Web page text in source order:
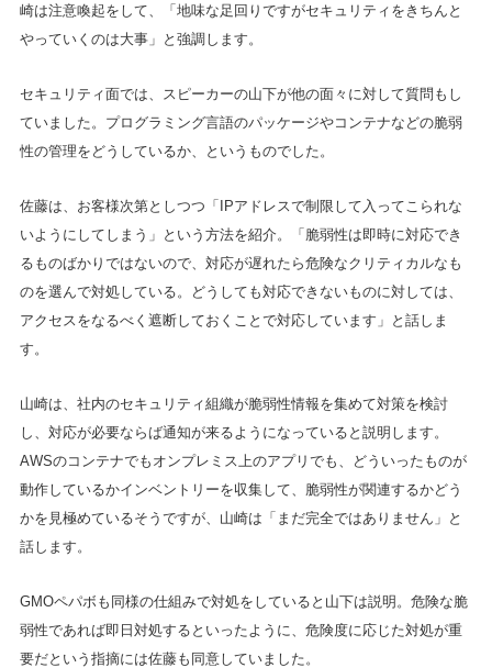
崎は注意喚起をして、「地味な足回りですがセキュリティをきちんと
やっていくのは大事」と強調します。
セキュリティ面では、スピーカーの山下が他の面々に対して質問もし
ていました。プログラミング言語のパッケージやコンテナなどの脆弱
性の管理をどうしているか、というものでした。
佐藤は、お客様次第としつつ「IPアドレスで制限して入ってこられな
いようにしてしまう」という方法を紹介。「脆弱性は即時に対応でき
るものばかりではないので、対応が遅れたら危険なクリティカルなも
のを選んで対処している。どうしても対応できないものに対しては、
アクセスをなるべく遮断しておくことで対応しています」と話しま
す。
山崎は、社内のセキュリティ組織が脆弱性情報を集めて対策を検討
し、対応が必要ならば通知が来るようになっていると説明します。
AWSのコンテナでもオンプレミス上のアプリでも、どういったものが
動作しているかインベントリーを収集して、脆弱性が関連するかどう
かを見極めているそうですが、山崎は「まだ完全ではありません」と
話します。
GMOペパボも同様の仕組みで対処をしていると山下は説明。危険な脆
弱性であれば即日対処するといったように、危険度に応じた対処が重
要だという指摘には佐藤も同意していました。